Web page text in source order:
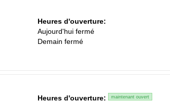
Heures d'ouverture:
Aujourd'hui fermé
Demain fermé
Heures d'ouverture: maintenant ouvert